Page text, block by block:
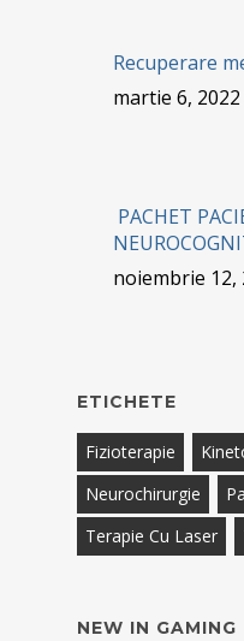
Recuperare
martie 6, 2022
PACHET
noiembrie 12,
ETICHETE
Fizioterapie
Neurochirurgie
Terapie Cu Laser
NEW IN GAMING